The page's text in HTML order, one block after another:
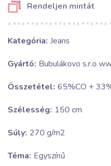
Rendeljen mintát
Kategória: Jeans
Gyártó: Bubulákovo s.r.o
Összetétel: 65%CO +
Szélesség: 150 cm
Súly: 270 g/m2
Téma: Egyszínű